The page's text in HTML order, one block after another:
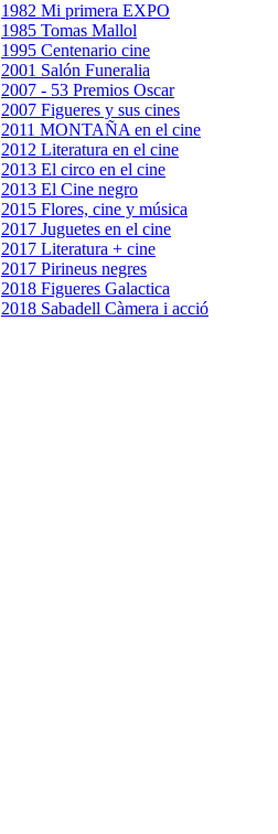
1982 Mi primera EXPO
1985 Tomas Mallol
1995 Centenario cine
2001 Salón Funeralia
2007 - 53 Premios Oscar
2007 Figueres y sus cines
2011 MONTAÑA en el cine
2012 Literatura en el cine
2013 El circo en el cine
2013 El Cine negro
2015 Flores, cine y música
2017 Juguetes en el cine
2017 Literatura + cine
2017 Pirineus negres
2018 Figueres Galactica
2018 Sabadell Càmera i acció